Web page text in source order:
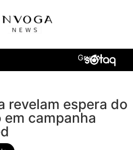
Grupo
revelam espera do
campanha